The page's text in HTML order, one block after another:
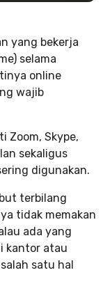
yang bekerja
selama
online
wajib
Zoom, Skype,
sekaligus
digunakan.
terbilang
tidak memakan
ada yang
kantor atau
satu hal